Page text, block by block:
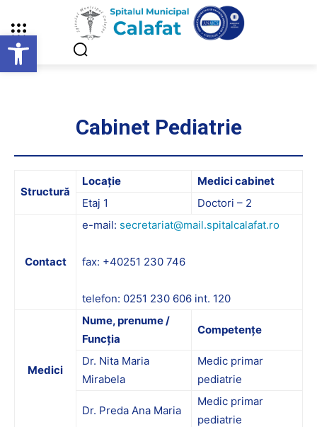
Deschide bara de unelte
Cabinet Pediatrie
Structură
Locație
Medici cabinet
Etaj 1
Doctori – 2
Contact
e-mail: secretariat@mail.spitalcalafat.ro
fax: +40251 230 746
telefon: 0251 230 606 int. 120
Medici
Nume, prenume /
Funcția
Competențe
Dr. Nita Maria
Mirabela
Medic primar
pediatrie
Dr. Preda Ana Maria
Medic primar
pediatrie